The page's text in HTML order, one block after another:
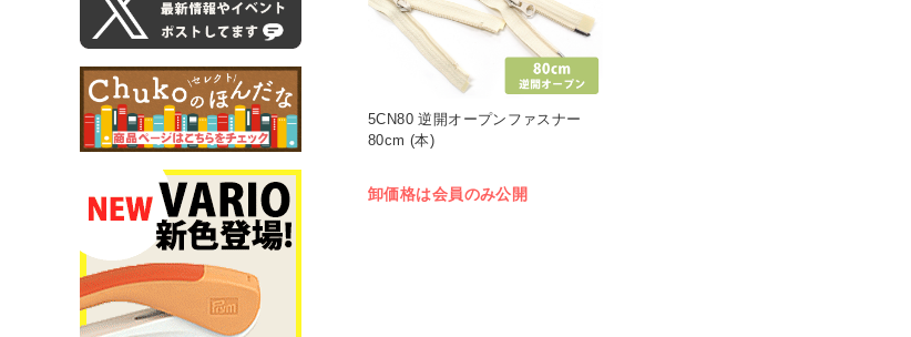
5CN80 逆開オープンファスナー
80cm (本)
卸価格は会員のみ公開